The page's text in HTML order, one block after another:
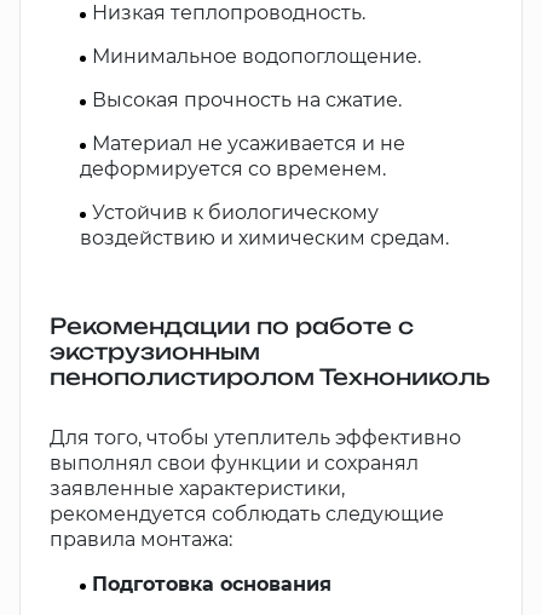
Низкая теплопроводность.
Минимальное водопоглощение.
Высокая прочность на сжатие.
Материал не усаживается и не
деформируется со временем.
Устойчив к биологическому
воздействию и химическим средам.
Рекомендации по работе с
экструзионным
пенополистиролом Технониколь
Для того, чтобы утеплитель эффективно
выполнял свои функции и сохранял
заявленные характеристики,
рекомендуется соблюдать следующие
правила монтажа:
Подготовка основания